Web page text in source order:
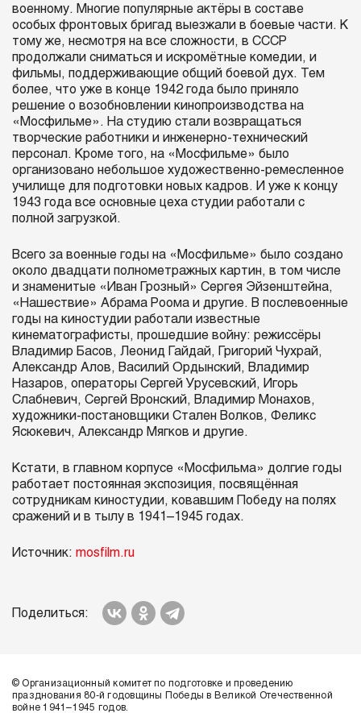
военному. Многие популярные актёры в составе
особых фронтовых бригад выезжали в боевые части. К
тому же, несмотря на все сложности, в СССР
продолжали сниматься и искромётные комедии, и
фильмы, поддерживающие общий боевой дух. Тем
более, что уже в конце 1942 года было приняло
решение о возобновлении кинопроизводства на
«Мосфильме». На студию стали возвращаться
творческие работники и инженерно-технический
персонал. Кроме того, на «Мосфильме» было
организовано небольшое художественно-ремесленное
училище для подготовки новых кадров. И уже к концу
1943 года все основные цеха студии работали с
полной загрузкой.
Всего за военные годы на «Мосфильме» было создано
около двадцати полнометражных картин, в том числе
и знаменитые «Иван Грозный» Сергея Эйзенштейна,
«Нашествие» Абрама Роома и другие. В послевоенные
годы на киностудии работали известные
кинематографисты, прошедшие войну: режиссёры
Владимир Басов, Леонид Гайдай, Григорий Чухрай,
Александр Алов, Василий Ордынский, Владимир
Назаров, операторы Сергей Урусевский, Игорь
Слабневич, Сергей Вронский, Владимир Монахов,
художники-постановщики Стален Волков, Феликс
Ясюкевич, Александр Мягков и другие.
Кстати, в главном корпусе «Мосфильма» долгие годы
работает постоянная экспозиция, посвящённая
сотрудникам киностудии, ковавшим Победу на полях
сражений и в тылу в 1941–1945 годах.
Источник: mosfilm.ru
Поделиться:
© Организационный комитет по подготовке и проведению
празднования 80-й годовщины Победы в Великой Отечественной
войне 1941–1945 годов.